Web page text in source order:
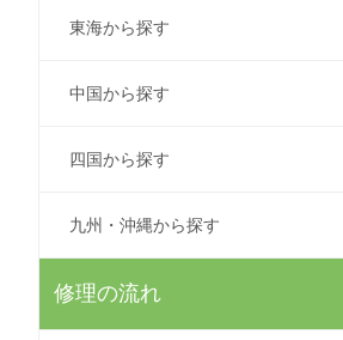
東海から探す
中国から探す
四国から探す
九州・沖縄から探す
修理の流れ